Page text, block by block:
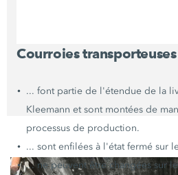
Courroies transporteuses
... font partie de l'étendue de la
Kleemann et sont montées de
processus de production.
... sont enfilées à l'état fermé sur
... ne peuvent être changées sur